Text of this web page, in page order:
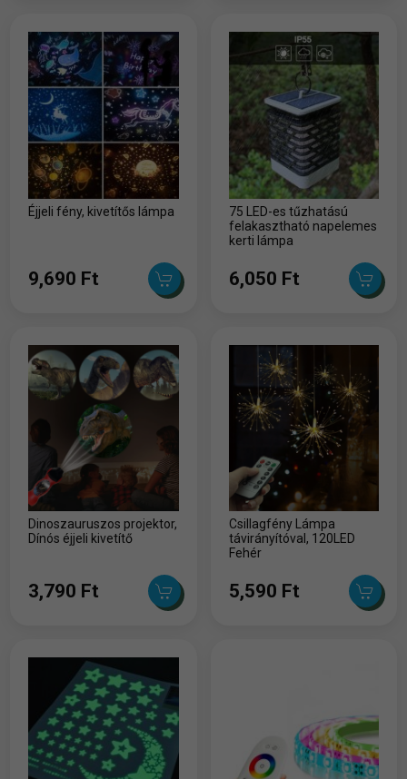
Éjjeli fény, kivetítős lámpa
9,690 Ft
75 LED-es tűzhatású
felakasztható napelemes
kerti lámpa
6,050 Ft
Dinoszauruszos projektor,
Dínós éjjeli kivetítő
3,790 Ft
Csillagfény Lámpa
távirányítóval, 120LED
Fehér
5,590 Ft